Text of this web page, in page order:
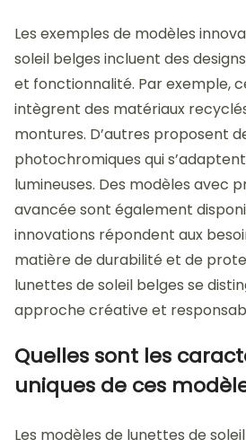
Les exemples de modèles
soleil belges incluent des
et fonctionnalité. Par exemple,
intègrent des matériaux
montures. D’autres proposent
photochromiques qui
lumineuses. Des modèles avec
avancée sont également
innovations répondent aux
matière de durabilité et de
lunettes de soleil belges se
approche créative et
Quelles sont les
uniques de ces
Les modèles de lunettes de